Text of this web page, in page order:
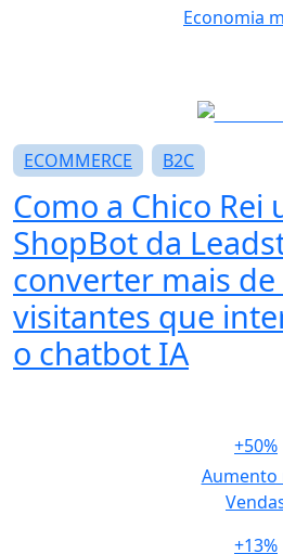
Economia
ECOMMERCE B2C
Como a Chico Rei
ShopBot da
converter mais de
visitantes que
o chatbot IA
+50%
Aumento
+13%